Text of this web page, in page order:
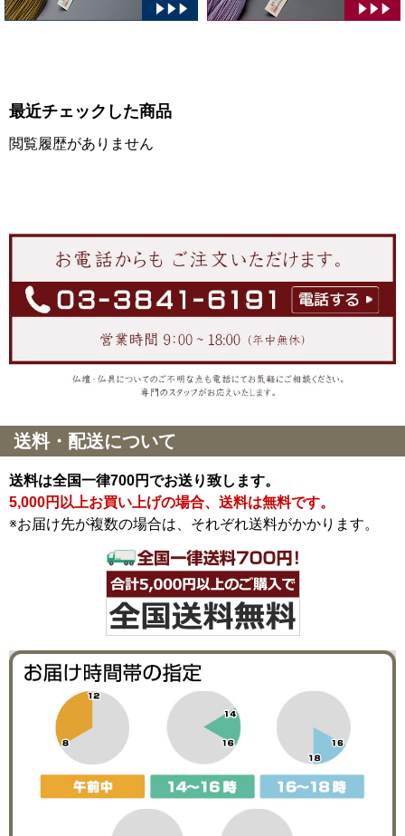
最近チェックした商品
閲覧履歴がありません
送料・配送について
送料は全国一律700円でお送り致します。
5,000円以上お買い上げの場合、送料は無料です。
※お届け先が複数の場合は、それぞれ送料がかかります。